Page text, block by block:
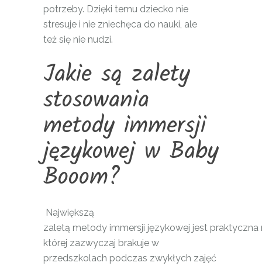
potrzeby. Dzięki temu dziecko nie
stresuje i nie zniechęca do nauki, ale
też się nie nudzi.
Jakie są zalety
stosowania
metody immersji
językowej w Baby
Booom?
Największą
zaletą metody immersji językowej jest praktyczna
której zazwyczaj brakuje w
przedszkolach podczas zwykłych zajęć